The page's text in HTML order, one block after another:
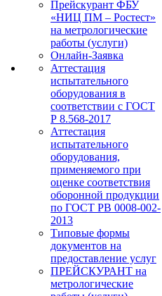
Прейскурант ФБУ
«НИЦ ПМ – Ростест»
на метрологические
работы (услуги)
Онлайн-Заявка
Аттестация
испытательного
оборудования в
соответствии с ГОСТ
Р 8.568-2017
Аттестация
испытательного
оборудования,
применяемого при
оценке соответствия
оборонной продукции
по ГОСТ РВ 0008-002-
2013
Типовые формы
документов на
предоставление услуг
ПРЕЙСКУРАНТ на
метрологические